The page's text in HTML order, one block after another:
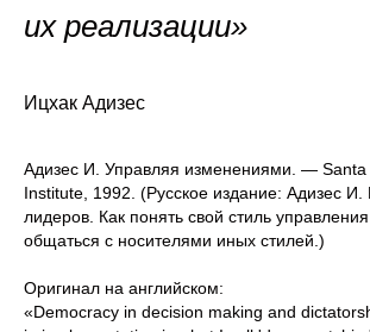
их реализации»
Ицхак Адизес
Адизес И. Управляя изменениями. — Santa
Institute, 1992. (Русское издание: Адизес И.
лидеров. Как понять свой стиль
общаться с носителями иных стилей.)
Оригинал на английском:
«Democracy in decision making and